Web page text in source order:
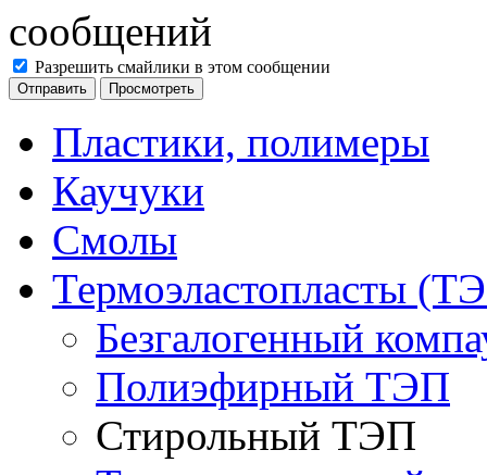
Разрешить смайлики в этом сообщении
Пластики, полимеры
Каучуки
Смолы
Термоэластопласты
Безгалогенный
Полиэфирный ТЭП
Стирольный ТЭП